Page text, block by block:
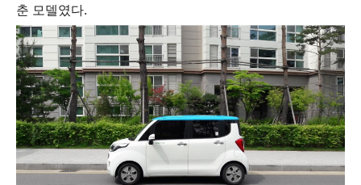
춘 모델였다.